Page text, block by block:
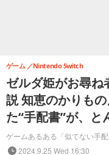
ゼルダ姫がお尋ね
説 知恵のかりも
た“手配書”が、
ゲームあるある「似てない手
ゲーム Nintendo Switch
2024.9.25 Wed 16:30